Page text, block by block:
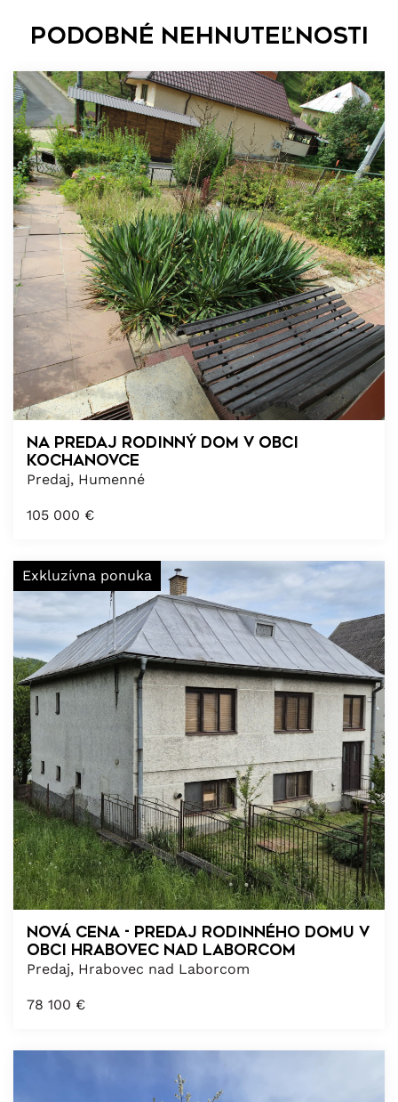
Podobné nehnuteľnosti
Na predaj Rodinný dom v obci
Kochanovce
Predaj, Humenné
105 000 €
Exkluzívna ponuka
NOVÁ CENA - PREDAJ RODINNÉHO DOMU v
obci HRABOVEC nad LABORCOM
Predaj, Hrabovec nad Laborcom
78 100 €